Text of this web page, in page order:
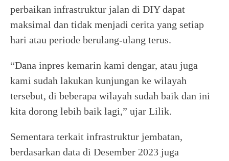
perbaikan infrastruktur jalan di DIY dapat
maksimal dan tidak menjadi cerita yang setiap
hari atau periode berulang-ulang terus.
“Dana inpres kemarin kami dengar, atau juga
kami sudah lakukan kunjungan ke wilayah
tersebut, di beberapa wilayah sudah baik dan ini
kita dorong lebih baik lagi,” ujar Lilik.
Sementara terkait infrastruktur jembatan,
berdasarkan data di Desember 2023 juga